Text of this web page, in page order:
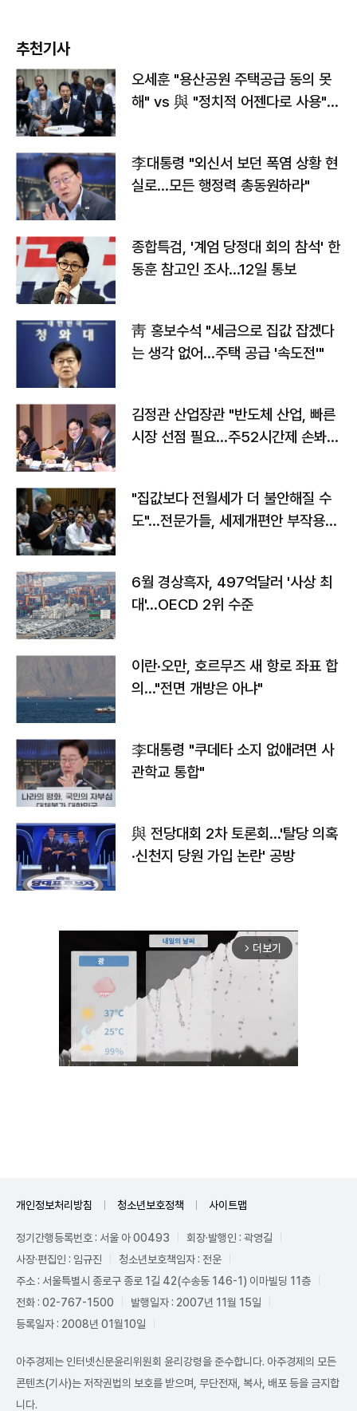
추천기사
오세훈 "용산공원 주택공급 동의 못
해" vs 與 "정치적 어젠다로 사용"
李대통령 "외신서 보던 폭염 상황 현
실로…모든 행정력 총동원하라"
종합특검, '계엄 당정대 회의 참석' 한
동훈 참고인 조사...12일 통보
靑 홍보수석 "세금으로 집값 잡겠다
는 생각 없어…주택 공급 '속도전'"
김정관 산업장관 "반도체 산업, 빠른
시장 선점 필요…주52시간제 손봐
"집값보다 전월세가 더 불안해질 수
도"…전문가들, 세제개편안 부작용
6월 경상흑자, 497억달러 '사상 최
대'…OECD 2위 수준
이란·오만, 호르무즈 새 항로 좌표 합
의…"전면 개방은 아냐"
李대통령 "쿠데타 소지 없애려면 사
관학교 통합"
與 전당대회 2차 토론회…'탈당 의혹
·신천지 당원 가입 논란' 공방
arrow_forward_ios 더보기
개인정보처리방침 청소년보호정책 사이트맵
정기간행등록번호 : 서울 아 00493
회장·발행인 : 곽영길
사장·편집인 : 임규진
청소년보호책임자 : 전운
주소 : 서울특별시 종로구 종로 1길 42(수송동 146-1) 이마빌딩 11층
전화 : 02-767-1500
발행일자 : 2007년 11월 15일
등록일자 : 2008년 01월10일
아주경제는 인터넷신문윤리위원회 윤리강령을 준수합니다. 아주경제의 모든
콘텐츠(기사)는 저작권법의 보호를 받으며, 무단전재, 복사, 배포 등을 금지합
니다.